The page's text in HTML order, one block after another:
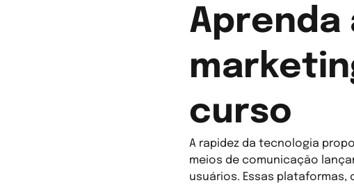
Aprenda
curso
A rapidez da tecnologia
meios de comunicação
usuários. Essas plataformas,